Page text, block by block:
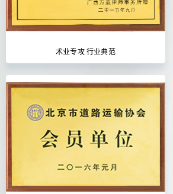
术业专攻 行业典范